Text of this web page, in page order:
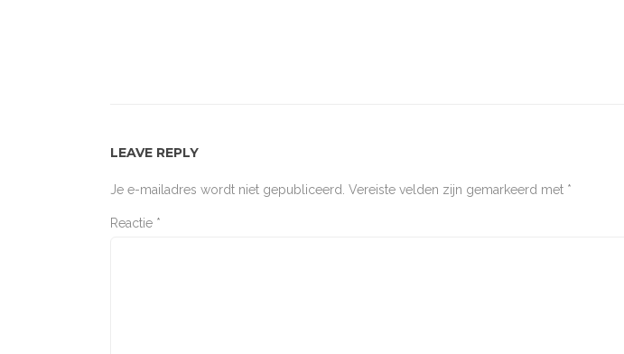
LEAVE REPLY
Je e-mailadres wordt niet gepubliceerd. Vereiste velden zijn gemarkeerd met *
Reactie *